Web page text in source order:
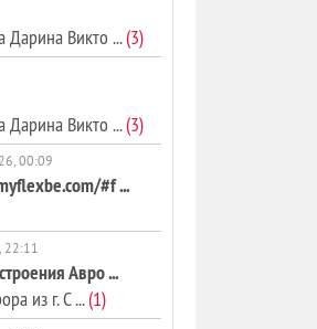
Викто ...(3)
Викто ...(3)
00:09
#f ...
22:11
Авро ...
из г. С ...(1)